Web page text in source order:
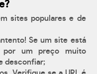
sites populares e de
Se um site está
por um preço muito
desconfiar;